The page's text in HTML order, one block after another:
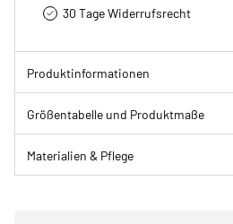
30 Tage Widerrufsrecht
Produktinformationen
Größentabelle und Produktmaße
Materialien & Pflege